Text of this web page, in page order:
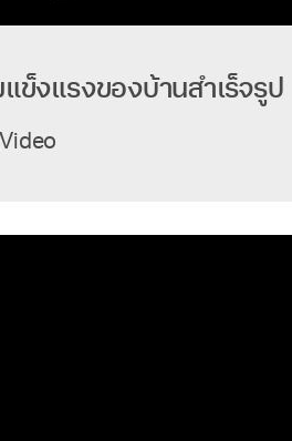
แข็งแรงของบ้านสำเร็จรูป